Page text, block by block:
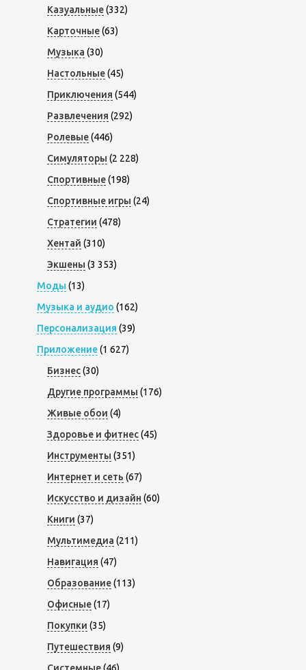
Казуальные(332)
Карточные(63)
Музыка (30)
Настольные(45)
Приключения (544)
Развлечения (292)
Ролевые(446)
Симуляторы (2 228)
Спортивные(198)
Спортивные игры (24)
Стратегии (478)
Хентай (310)
Экшены (3 353)
Моды (13)
Музыка и аудио (162)
Персонализация (39)
Приложение(1 627)
Бизнес(30)
Другие программы (176)
Живые обои (4)
Здоровье и фитнес(45)
Инструменты (351)
Интернет и сеть (67)
Искусство и дизайн (60)
Книги (37)
Мультимедиа (211)
Навигация (47)
Образование(113)
Офисные(17)
Покупки (35)
Путешествия (9)
Системные(46)